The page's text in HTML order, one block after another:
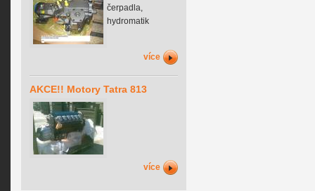
čerpadla,
hydromatik
více
AKCE!! Motory Tatra 813
více